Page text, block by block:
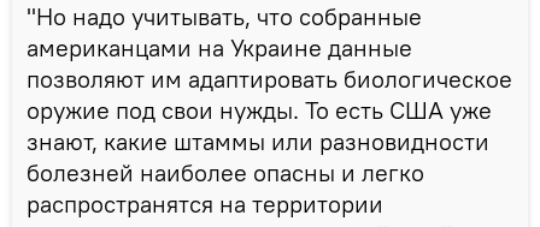
"Но надо учитывать, что собранные
американцами на Украине данные
позволяют им адаптировать биологическое
оружие под свои нужды. То есть США уже
знают, какие штаммы или разновидности
болезней наиболее опасны и легко
распространятся на территории